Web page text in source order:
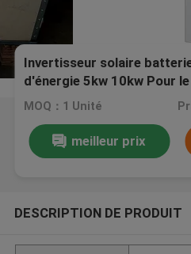
Invertisseur solaire
d'énergie 5kw 10kw Pour
d'énergie à domicile
MOQ：1 Unité
meilleur prix
DESCRIPTION DE PRODUIT